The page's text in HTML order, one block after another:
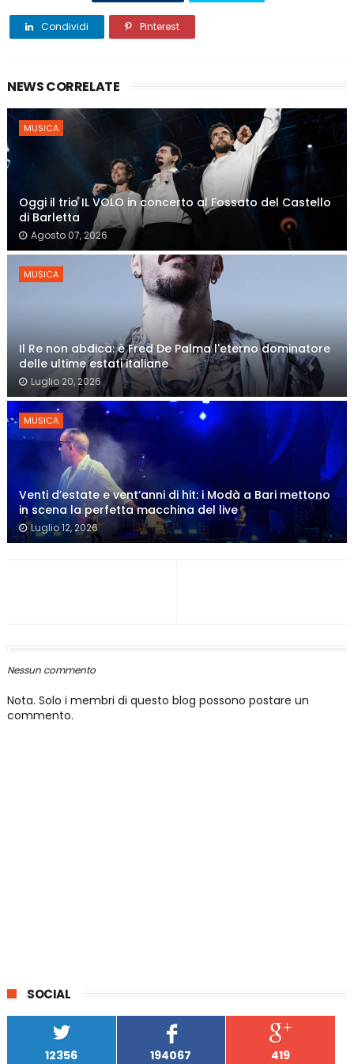
Condividi Pinterest
NEWS CORRELATE
MUSICA
Oggi il trio IL VOLO in concerto al Fossato del Castello
di Barletta
Agosto 07, 2026
MUSICA
Il Re non abdica: è Fred De Palma l'eterno dominatore
delle ultime estati italiane
Luglio 20, 2026
MUSICA
Venti d’estate e vent’anni di hit: i Modà a Bari mettono
in scena la perfetta macchina del live
Luglio 12, 2026
Nessun commento
Nota. Solo i membri di questo blog possono postare un
commento.
SOCIAL
12356 194067 419